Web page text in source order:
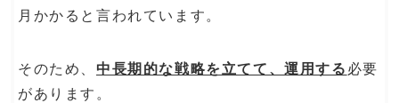
月かかると言われています。
そのため、 中長期的な戦略を立てて、運用する 必要
があります。